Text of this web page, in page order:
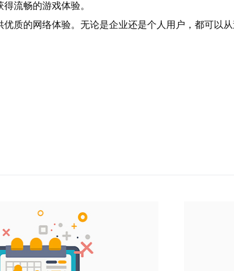
流畅的游戏体验。
质的网络体验。无论是企业还是个人用户，都可以从